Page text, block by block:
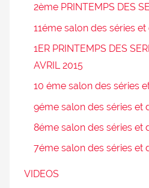
2ème PRINTEMPS DES
11éme salon des séries
1ER PRINTEMPS DES
AVRIL 2015
10 éme salon des séries
9éme salon des séries et
8éme salon des séries et
7éme salon des séries et
VIDEOS